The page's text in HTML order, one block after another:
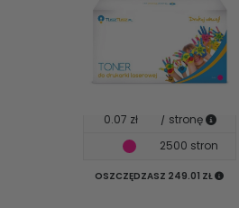
0.07 zł
/ stronę
2500 stron
OSZCZĘDZASZ 249.01 ZŁ